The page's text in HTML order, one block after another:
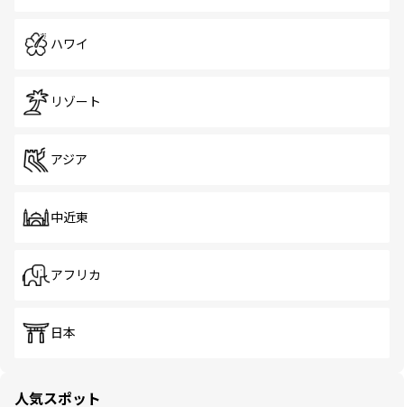
ハワイ
リゾート
アジア
中近東
アフリカ
日本
人気スポット